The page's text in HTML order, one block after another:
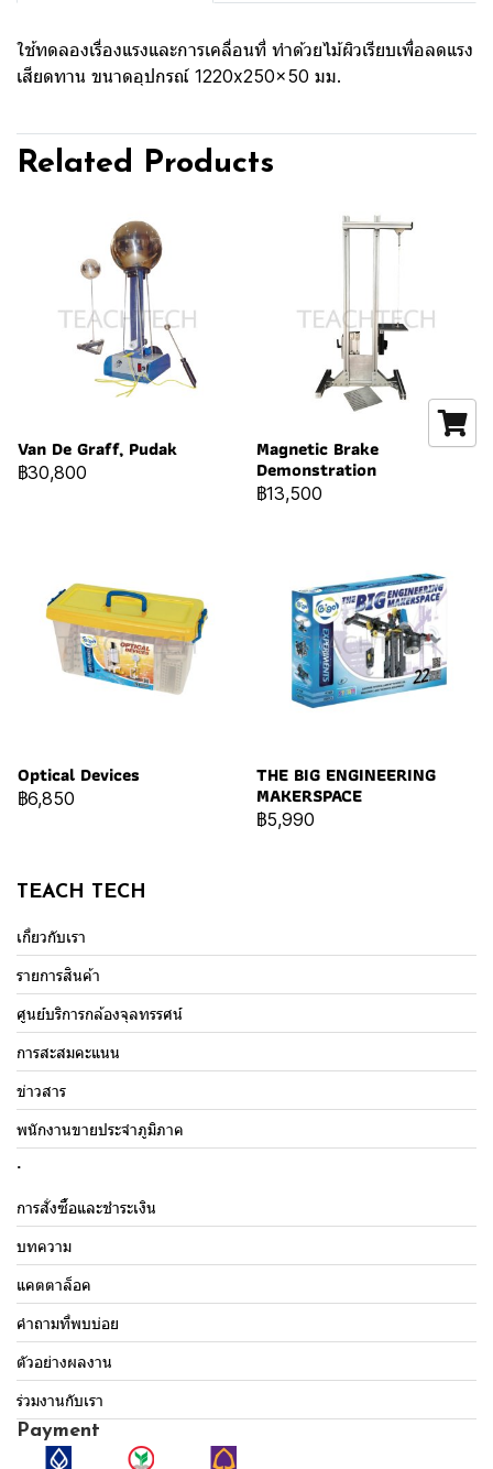
ใช้ทดลองเรื่องแรงและการเคลื่อนที่ ทำด้วยไม้ผิวเรียบเพื่อลดแรง
เสียดทาน ขนาดอุปกรณ์ 1220x250x50 มม.
Related Products
Van De Graff, Pudak
฿30,800
Magnetic Brake
Demonstration
฿13,500
Optical Devices
฿6,850
THE BIG ENGINEERING
MAKERSPACE
฿5,990
TEACH TECH
เกี่ยวกับเรา
รายการสินค้า
ศูนย์บริการกล้องจุลทรรศน์
การสะสมคะแนน
ข่าวสาร
พนักงานขายประจำภูมิภาค
.
การสั่งซื้อและชำระเงิน
บทความ
แคตตาล็อค
คำถามที่พบบ่อย
ตัวอย่างผลงาน
ร่วมงานกับเรา
Payment